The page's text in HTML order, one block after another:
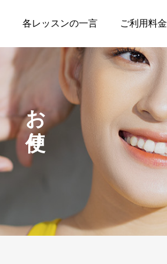
各レッスンの一言 ご利用料金
お便り